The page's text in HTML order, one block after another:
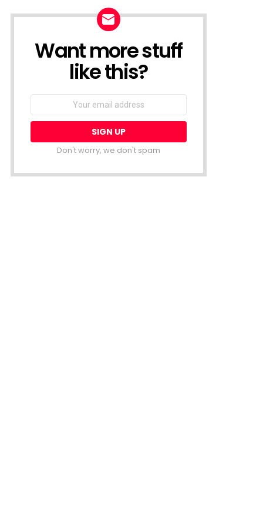
NEWSLETTER
Want more stuff
like this?
Email
Don't worry, we don't spam